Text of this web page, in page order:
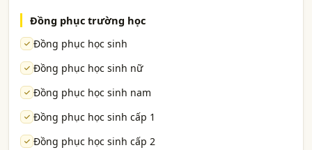
Đồng phục trường học
Đồng phục học sinh
Đồng phục học sinh nữ
Đồng phục học sinh nam
Đồng phục học sinh cấp 1
Đồng phục học sinh cấp 2